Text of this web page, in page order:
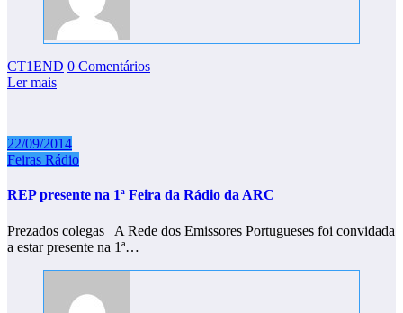
CT1END 0 Comentários
Ler mais
22/09/2014
Feiras Rádio
REP presente na 1ª Feira da Rádio da ARC
Prezados colegas A Rede dos Emissores Portugueses foi convidada
a estar presente na 1ª…